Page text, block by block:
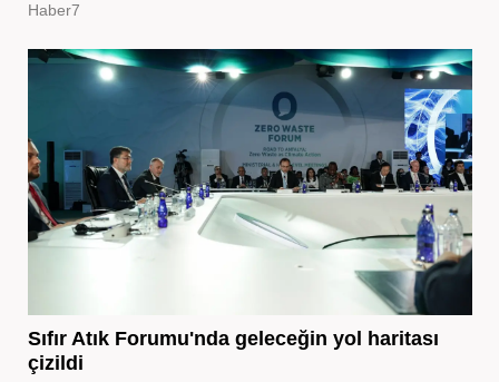
Haber7
Sıfır Atık Forumu'nda geleceğin yol haritası
çizildi